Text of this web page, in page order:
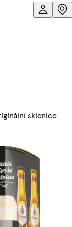
sklenice